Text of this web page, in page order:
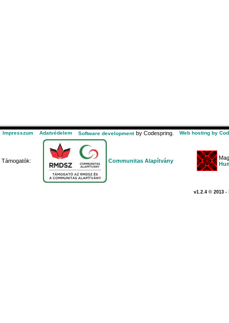
Impresszum Adatvédelem Software development by Codespring. Web hosting by
Támogatók: Communitas Alapítvány
v1.2.4 © 2013